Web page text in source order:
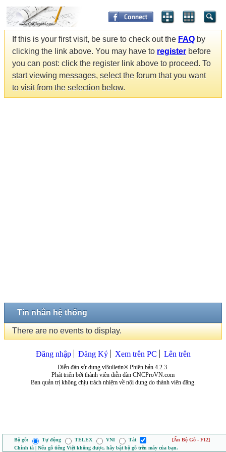
If this is your first visit, be sure to check out the FAQ by
clicking the link above. You may have to register before
you can post: click the register link above to proceed. To
start viewing messages, select the forum that you want
to visit from the selection below.
Tin nhắn hệ thống
There are no events to display.
Đăng nhập Đăng Ký Xem trên PC Lên trên
Diễn đàn sử dụng vBulletin® Phiên bản 4.2.3.
Phát triển bởi thành viên diễn đàn CNCProVN.com
Ban quản trị không chịu trách nhiệm về nội dung do thành viên đăng.
Bộ gõ: Tự động TELEX VNI Tắt
[Ẩn Bộ Gõ - F12]
Chính tả | Nếu gõ tiếng Việt không được, hãy bật bộ gõ trên máy của bạn.